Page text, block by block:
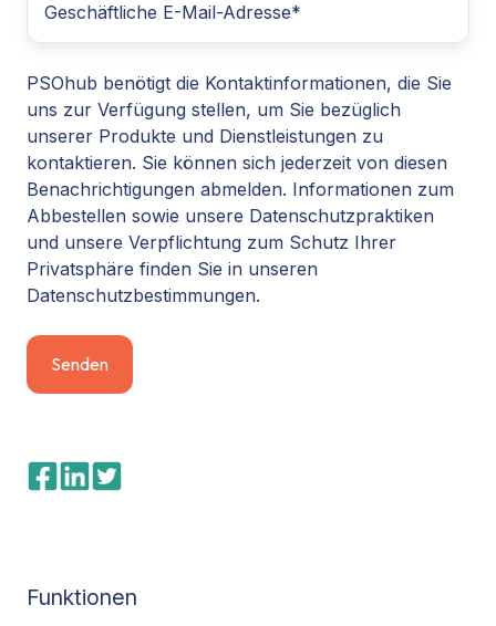
PSOhub benötigt die Kontaktinformationen, die Sie
uns zur Verfügung stellen, um Sie bezüglich
unserer Produkte und Dienstleistungen zu
kontaktieren. Sie können sich jederzeit von diesen
Benachrichtigungen abmelden. Informationen zum
Abbestellen sowie unsere Datenschutzpraktiken
und unsere Verpflichtung zum Schutz Ihrer
Privatsphäre finden Sie in unseren
Datenschutzbestimmungen.
Funktionen